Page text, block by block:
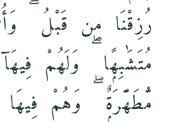
رُزِقْنَا مِن قَبْلُ
مُتَشَٰبِهًۭا ۖ وَلَهُمْ
مُّطَهَّرَةٌۭ ۖ وَهُمْ